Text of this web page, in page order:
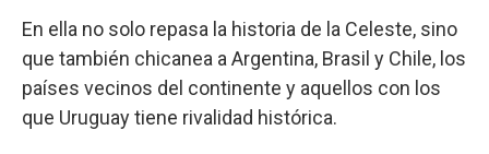
En ella no solo repasa la historia de la Celeste, sino
que también chicanea a Argentina, Brasil y Chile, los
países vecinos del continente y aquellos con los
que Uruguay tiene rivalidad histórica.